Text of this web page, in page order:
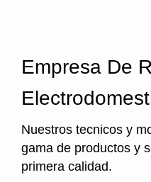
Empresa De
Nuestros tecnicos y
gama de productos y
primera calidad.